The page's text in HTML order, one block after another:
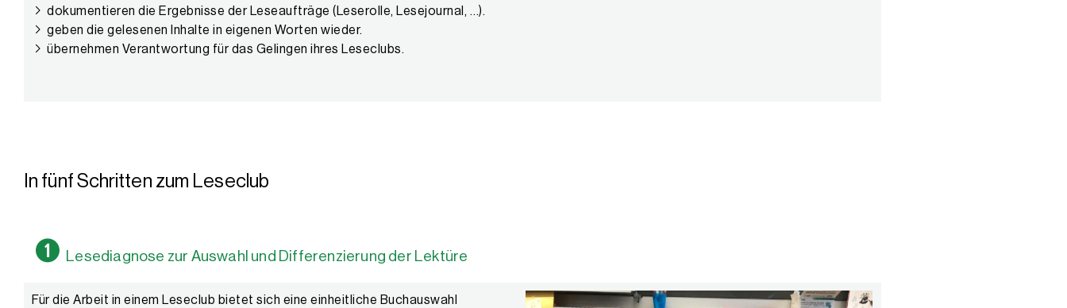
dokumentieren die Ergebnisse der Leseaufträge (Leserolle, Lesejournal, …).
geben die gelesenen Inhalte in eigenen Worten wieder.
übernehmen Verantwortung für das Gelingen ihres Leseclubs.
In fünf Schritten zum Leseclub
Lesediagnose zur Auswahl und Differenzierung der Lektüre
Für die Arbeit in einem Leseclub bietet sich eine einheitliche Buchauswahl